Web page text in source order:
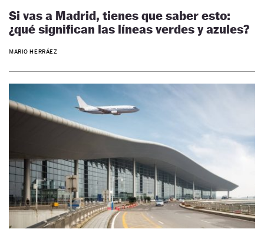
Si vas a Madrid, tienes que saber esto:
¿qué significan las líneas verdes y azules?
MARIO HERRÁEZ